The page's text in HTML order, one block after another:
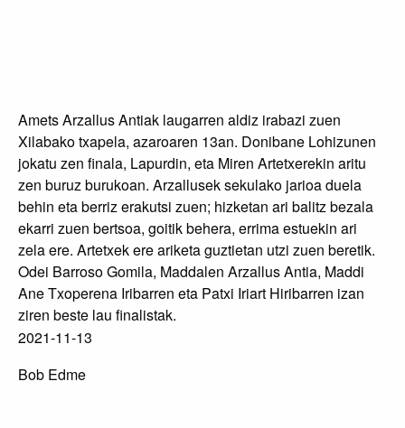
Amets Arzallus Antiak laugarren aldiz irabazi zuen
Xilabako txapela, azaroaren 13an. Donibane Lohizunen
jokatu zen finala, Lapurdin, eta Miren Artetxerekin aritu
zen buruz burukoan. Arzallusek sekulako jarioa duela
behin eta berriz erakutsi zuen; hizketan ari balitz bezala
ekarri zuen bertsoa, goitik behera, errima estuekin ari
zela ere. Artetxek ere ariketa guztietan utzi zuen beretik.
Odei Barroso Gomila, Maddalen Arzallus Antia, Maddi
Ane Txoperena Iribarren eta Patxi Iriart Hiribarren izan
ziren beste lau finalistak.
2021-11-13
Bob Edme